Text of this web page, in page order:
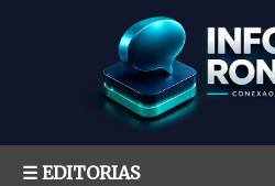
☰ EDITORIAS